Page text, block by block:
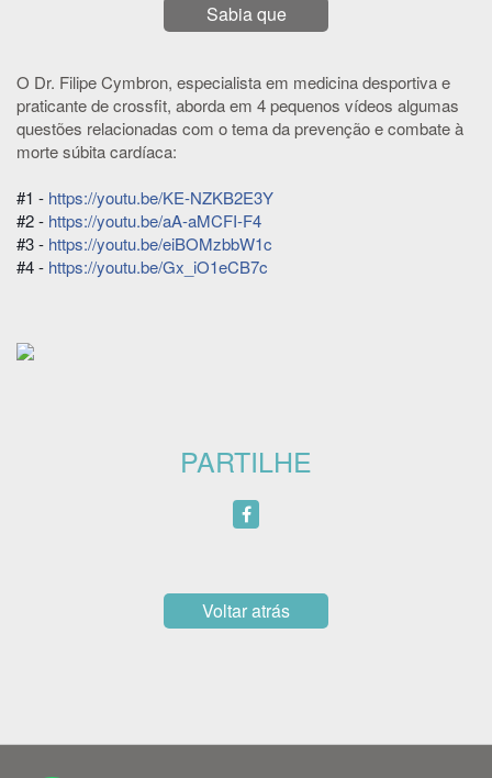
Sabia que
O Dr. Filipe Cymbron, especialista em medicina desportiva e
praticante de crossfit, aborda em 4 pequenos vídeos algumas
questões relacionadas com o tema da prevenção e combate à
morte súbita cardíaca:
#1 - https://youtu.be/KE-NZKB2E3Y
#2 - https://youtu.be/aA-aMCFI-F4
#3 - https://youtu.be/eiBOMzbbW1c
#4 - https://youtu.be/Gx_iO1eCB7c
PARTILHE
Voltar atrás